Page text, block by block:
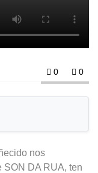
0 0
nos
SON DA RUA, ten